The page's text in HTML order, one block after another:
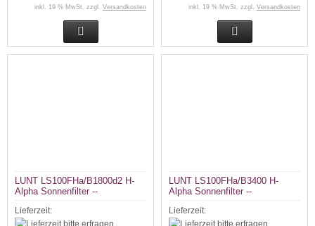
inkl. 19 % MwSt. zzgl. Versandkosten inkl. 19 % MwSt. zzgl. Versandkosten
LUNT LS100FHa/B1800d2 H-
Alpha Sonnenfilter --
Lieferzeit:
LUNT LS100FHa/B3400 H-
Alpha Sonnenfilter --
Lieferzeit: